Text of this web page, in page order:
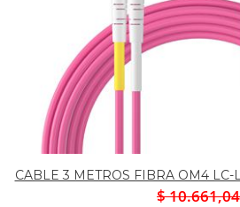
CABLE 3 METROS FIBRA OM4
$ 10.661,04